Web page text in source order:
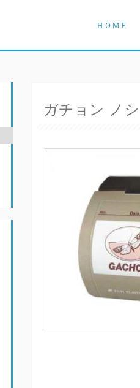
ＨＯＭＥ
ガチョン ノ